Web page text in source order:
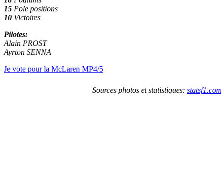
15 Pole positions
10 Victoires
Pilotes:
Alain PROST
Ayrton SENNA
Je vote pour la McLaren MP4/5
Sources photos et statistiques: